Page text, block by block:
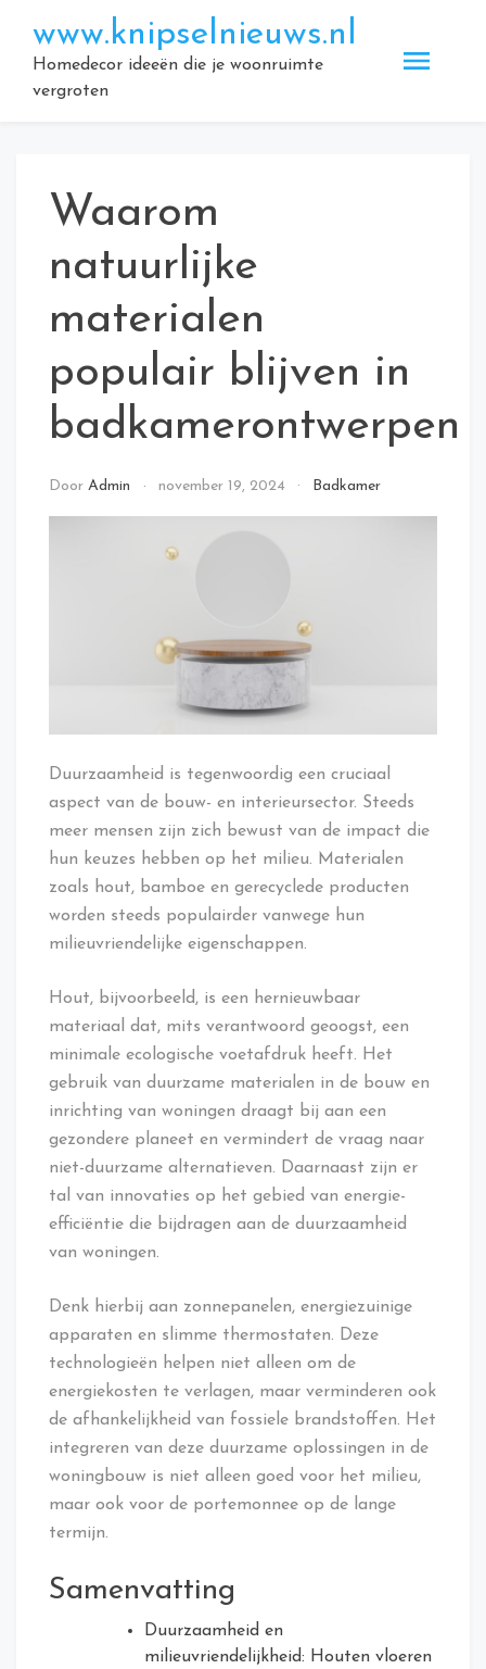
naar
inhoud
www.knipselnieuws.nl
Homedecor ideeën die je woonruimte
vergroten
Waarom
natuurlijke
materialen
populair blijven in
badkamerontwerpen
Door Admin november 19, 2024 Badkamer
Duurzaamheid is tegenwoordig een cruciaal
aspect van de bouw- en interieursector. Steeds
meer mensen zijn zich bewust van de impact die
hun keuzes hebben op het milieu. Materialen
zoals hout, bamboe en gerecyclede producten
worden steeds populairder vanwege hun
milieuvriendelijke eigenschappen.
Hout, bijvoorbeeld, is een hernieuwbaar
materiaal dat, mits verantwoord geoogst, een
minimale ecologische voetafdruk heeft. Het
gebruik van duurzame materialen in de bouw en
inrichting van woningen draagt bij aan een
gezondere planeet en vermindert de vraag naar
niet-duurzame alternatieven. Daarnaast zijn er
tal van innovaties op het gebied van energie-
efficiëntie die bijdragen aan de duurzaamheid
van woningen.
Denk hierbij aan zonnepanelen, energiezuinige
apparaten en slimme thermostaten. Deze
technologieën helpen niet alleen om de
energiekosten te verlagen, maar verminderen ook
de afhankelijkheid van fossiele brandstoffen. Het
integreren van deze duurzame oplossingen in de
woningbouw is niet alleen goed voor het milieu,
maar ook voor de portemonnee op de lange
termijn.
Samenvatting
Duurzaamheid en
milieuvriendelijkheid: Houten vloeren